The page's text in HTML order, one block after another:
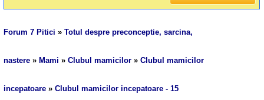
Forum 7 Pitici »Totul despre preconceptie, sarcina,
nastere » Mami »Clubul mamicilor »Clubul mamicilor
incepatoare »Clubul mamicilor incepatoare - 15